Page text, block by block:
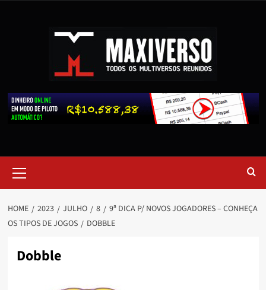
HOME 2023 JULHO 8
9ª DICA P/ NOVOS JOGADORES – CONHEÇA
OS TIPOS DE JOGOS
DOBBLE
Dobble